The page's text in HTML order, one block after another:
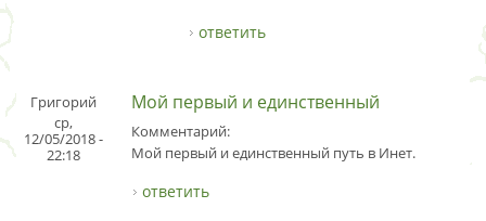
ответить
Григорий
ср,
12/05/2018 -
22:18
Мой первый и единственный
Комментарий:
Мой первый и единственный путь в Инет.
ответить